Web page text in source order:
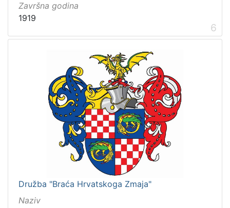
Završna godina
1919
6
Družba "Braća Hrvatskoga Zmaja"
Naziv